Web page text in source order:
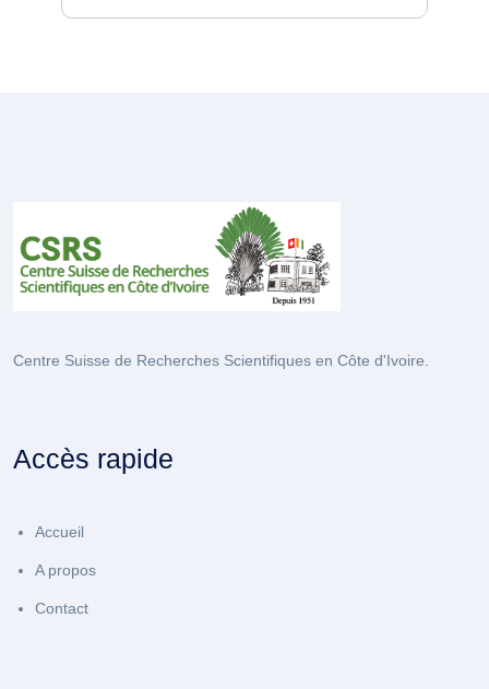
Centre Suisse de Recherches Scientifiques en Côte d'Ivoire.
Accès rapide
Accueil
A propos
Contact